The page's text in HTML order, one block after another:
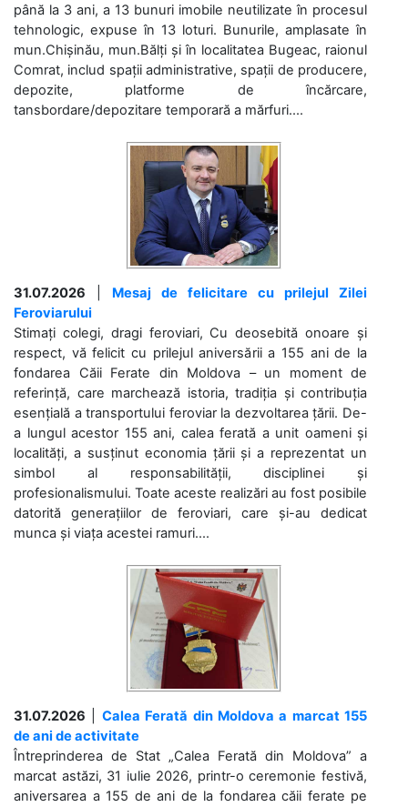
până la 3 ani, a 13 bunuri imobile neutilizate în procesul
tehnologic, expuse în 13 loturi. Bunurile, amplasate în
mun.Chișinău, mun.Bălți și în localitatea Bugeac, raionul
Comrat, includ spații administrative, spații de producere,
depozite, platforme de încărcare,
tansbordare/depozitare temporară a mărfuri....
31.07.2026
Mesaj de felicitare cu prilejul Zilei
Feroviarului
Stimați colegi, dragi feroviari, Cu deosebită onoare și
respect, vă felicit cu prilejul aniversării a 155 ani de la
fondarea Căii Ferate din Moldova – un moment de
referință, care marchează istoria, tradiția și contribuția
esențială a transportului feroviar la dezvoltarea țării. De-
a lungul acestor 155 ani, calea ferată a unit oameni și
localități, a susținut economia țării și a reprezentat un
simbol al responsabilității, disciplinei și
profesionalismului. Toate aceste realizări au fost posibile
datorită generațiilor de feroviari, care și-au dedicat
munca și viața acestei ramuri....
31.07.2026
Calea Ferată din Moldova a marcat 155
de ani de activitate
Întreprinderea de Stat „Calea Ferată din Moldova” a
marcat astăzi, 31 iulie 2026, printr-o ceremonie festivă,
aniversarea a 155 de ani de la fondarea căii ferate pe